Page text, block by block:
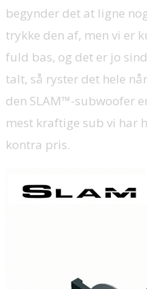
begynder det at ligne
trykke den af, men vi er
fuld bas, og det er jo
talt, så ryster det hele
den SLAM™-subwoofer
mest kraftige sub vi har
kontra pris.